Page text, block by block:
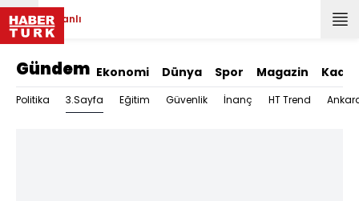
Canlı
Gündem Ekonomi Dünya Spor Magazin Kadın
Politika 3.Sayfa Eğitim Güvenlik İnanç HT Trend